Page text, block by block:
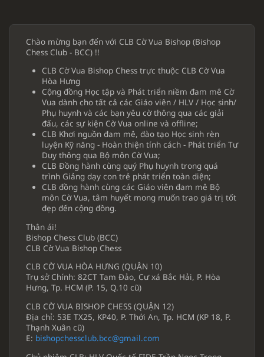
Chào mừng bạn đến với CLB Cờ Vua Bishop (Bishop
Chess Club - BCC) !!
CLB Cờ Vua Bishop Chess trực thuộc CLB Cờ Vua
Hòa Hưng
Cộng đồng Học tập và Phát triển niềm đam mê Cờ
Vua dành cho tất cả các Giáo viên / HLV / Học sinh/
Phụ huynh và các bạn yêu cờ thông qua các giải
đấu, các sự kiện Cờ Vua online và offline;
CLB Khơi nguồn đam mê, đào tạo Học sinh rèn
luyện Kỹ năng - Hoàn thiện tính cách - Phát triển Tư
Duy thông qua Bộ môn Cờ Vua;
CLB Đồng hành cùng quý Phụ huynh trong quá
trình Giảng dạy con trẻ phát triển toàn diện;
CLB đồng hành cùng các Giáo viên đam mê Bộ
môn Cờ Vua, tâm huyết mong muốn trao giá trị tốt
đẹp đến cộng đồng.
Thân ái!
Bishop Chess Club (BCC)
CLB Cờ Vua Bishop Chess
CLB CỜ VUA HÒA HƯNG (QUẬN 10)
Trụ sở Chính: 82CT Tam Đảo, Cư xá Bắc Hải, P. Hòa
Hưng, Tp. HCM (P. 15, Q.10 cũ)
CLB CỜ VUA BISHOP CHESS (QUẬN 12)
Địa chỉ: 53E TX25, KP40, P. Thới An, Tp. HCM (KP 18, P.
Thạnh Xuân cũ)
E: bishopchessclub.bcc@gmail.com